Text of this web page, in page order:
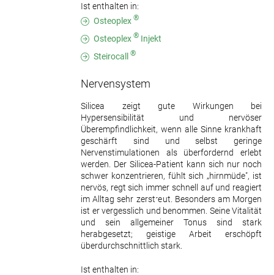
Ist enthalten in:
Osteoplex ®
Osteoplex ® Injekt
Steirocall ®
Nervensystem
Silicea zeigt gute Wirkungen bei
Hypersensibilität und nervöser
Überempfindlichkeit, wenn alle Sinne krankhaft
geschärft sind und selbst geringe
Nervenstimulationen als überfordernd erlebt
werden. Der Silicea-Patient kann sich nur noch
schwer konzentrieren, fühlt sich „hirnmüde", ist
nervös, regt sich immer schnell auf und reagiert
im Alltag sehr zerstreut. Besonders am Morgen
ist er vergesslich und benommen. Seine Vitalität
und sein allgemeiner Tonus sind stark
herabgesetzt; geistige Arbeit erschöpft
überdurchschnittlich stark.
Ist enthalten in: